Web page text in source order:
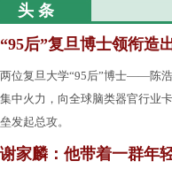
头 条
“95后”复旦博士领衔造
两位复旦大学“95后”博士——陈
集中火力，向全球脑类器官行业
垒发起总攻。
谢家麟：他带着一群年